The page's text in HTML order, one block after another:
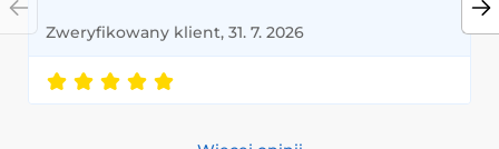
Zweryfikowany klient, 31. 7. 2026